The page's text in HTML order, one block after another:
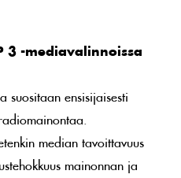
3 -mediavalinnoissa
suositaan ensisijaisesti
median tavoittavuus
mainonnan ja